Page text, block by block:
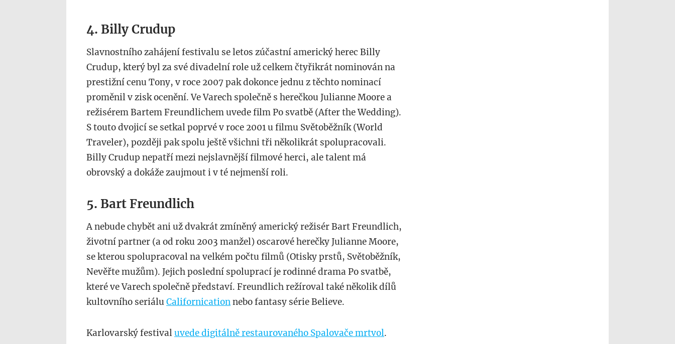
4. Billy Crudup
Slavnostního zahájení festivalu se letos zúčastní americký herec Billy
Crudup, který byl za své divadelní role už celkem čtyřikrát nominován na
prestižní cenu Tony, v roce 2007 pak dokonce jednu z těchto nominací
proměnil v zisk ocenění. Ve Varech společně s herečkou Julianne Moore a
režisérem Bartem Freundlichem uvede film Po svatbě (After the Wedding).
S touto dvojicí se setkal poprvé v roce 2001 u filmu Světoběžník (World
Traveler), později pak spolu ještě všichni tři několikrát spolupracovali.
Billy Crudup nepatří mezi nejslavnější filmové herci, ale talent má
obrovský a dokáže zaujmout i v té nejmenší roli.
5. Bart Freundlich
A nebude chybět ani už dvakrát zmíněný americký režisér Bart Freundlich,
životní partner (a od roku 2003 manžel) oscarové herečky Julianne Moore,
se kterou spolupracoval na velkém počtu filmů (Otisky prstů, Světoběžník,
Nevěřte mužům). Jejich poslední spoluprací je rodinné drama Po svatbě,
které ve Varech společně představí. Freundlich režíroval také několik dílů
kultovního seriálu Californicationnebo fantasy série Believe.
Karlovarský festivaluvede digitálně restaurovaného Spalovače mrtvol.